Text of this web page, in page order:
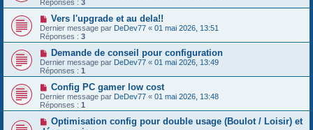
Réponses : 3
Vers l'upgrade et au dela!!
Dernier message par DeDev77 « 01 mai 2026, 13:51
Réponses : 3
Demande de conseil pour configuration
Dernier message par DeDev77 « 01 mai 2026, 13:49
Réponses : 1
Config PC gamer low cost
Dernier message par DeDev77 « 01 mai 2026, 13:48
Réponses : 1
Optimisation config pour double usage (Boulot / Loisir) et